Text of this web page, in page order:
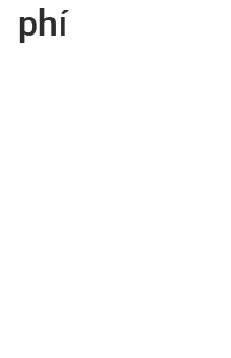
phí